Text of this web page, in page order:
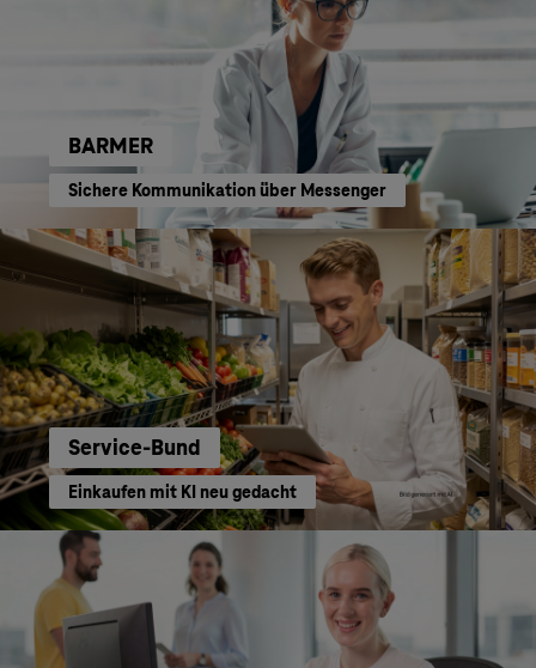
BARMER
Sichere Kommunikation über Messenger
Service-Bund
Einkaufen mit KI neu gedacht